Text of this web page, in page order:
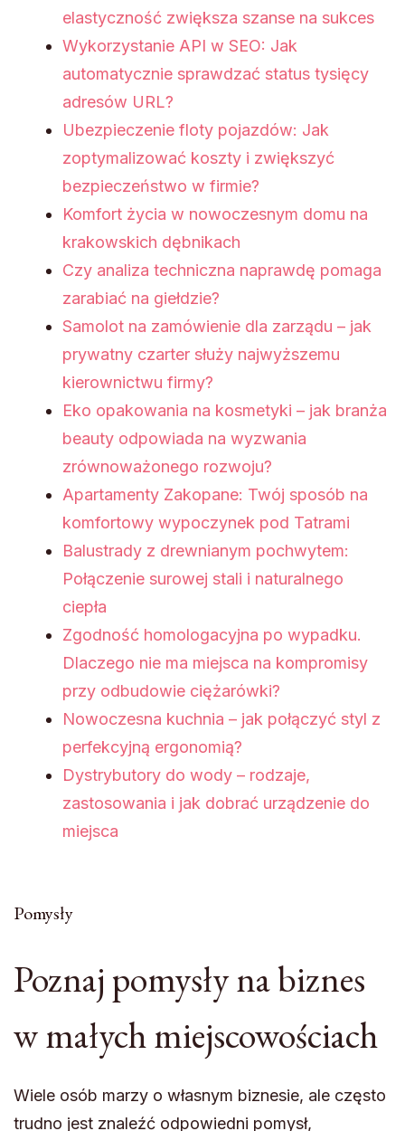
elastyczność zwiększa szanse na sukces
Wykorzystanie API w SEO: Jak
automatycznie sprawdzać status tysięcy
adresów URL?
Ubezpieczenie floty pojazdów: Jak
zoptymalizować koszty i zwiększyć
bezpieczeństwo w firmie?
Komfort życia w nowoczesnym domu na
krakowskich dębnikach
Czy analiza techniczna naprawdę pomaga
zarabiać na giełdzie?
Samolot na zamówienie dla zarządu – jak
prywatny czarter służy najwyższemu
kierownictwu firmy?
Eko opakowania na kosmetyki – jak branża
beauty odpowiada na wyzwania
zrównoważonego rozwoju?
Apartamenty Zakopane: Twój sposób na
komfortowy wypoczynek pod Tatrami
Balustrady z drewnianym pochwytem:
Połączenie surowej stali i naturalnego
ciepła
Zgodność homologacyjna po wypadku.
Dlaczego nie ma miejsca na kompromisy
przy odbudowie ciężarówki?
Nowoczesna kuchnia – jak połączyć styl z
perfekcyjną ergonomią?
Dystrybutory do wody – rodzaje,
zastosowania i jak dobrać urządzenie do
miejsca
Pomysły
Poznaj pomysły na biznes
w małych miejscowościach
Wiele osób marzy o własnym biznesie, ale często
trudno jest znaleźć odpowiedni pomysł,